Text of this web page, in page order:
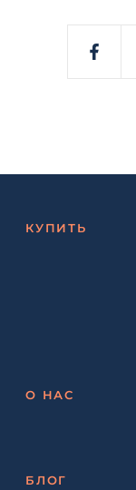
КУПИТЬ
О НАС
БЛОГ